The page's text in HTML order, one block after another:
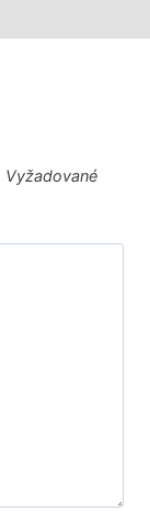
Vyžadované